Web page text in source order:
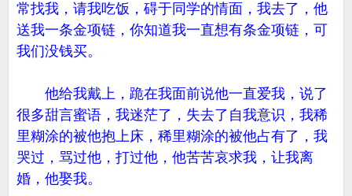
常找我，请我吃饭，碍于同学的情面，我去了，他
送我一条金项链，你知道我一直想有条金项链，可
我们没钱买。
他给我戴上，跪在我面前说他一直爱我，说了
很多甜言蜜语，我迷茫了，失去了自我意识，我稀
里糊涂的被他抱上床，稀里糊涂的被他占有了，我
哭过，骂过他，打过他，他苦苦哀求我，让我离
婚，他娶我。